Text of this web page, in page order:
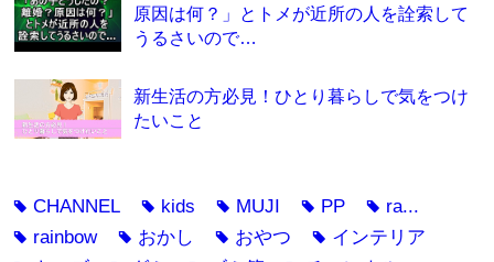
原因は何？」とトメが近所の人を詮索して
うるさいので…
新生活の方必見！ひとり暮らしで気をつけ
たいこと
tagCHANNEL tag kids tag MUJI tag PP tag ra...
tag rainbow tag おかし tag おやつ tag インテリア